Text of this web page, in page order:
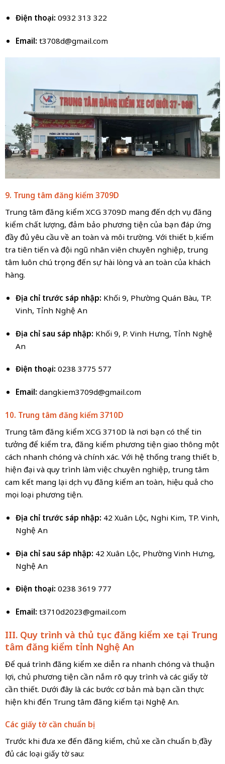
Điện thoại: 0932 313 322
Email: t3708d@gmail.com
9. Trung tâm đăng kiểm 3709D
Trung tâm đăng kiểm XCG 3709D mang đến dịch vụ đăng
kiểm chất lượng, đảm bảo phương tiện của bạn đáp ứng
đầy đủ yêu cầu về an toàn và môi trường. Với thiết bị kiểm
tra tiên tiến và đội ngũ nhân viên chuyên nghiệp, trung
tâm luôn chú trọng đến sự hài lòng và an toàn của khách
hàng.
Địa chỉ trước sáp nhập: Khối 9, Phường Quán Bàu, TP.
Vinh, Tỉnh Nghệ An
Địa chỉ sau sáp nhập: Khối 9, P. Vinh Hưng, Tỉnh Nghệ
An
Điện thoại: 0238 3775 577
Email: dangkiem3709d@gmail.com
10. Trung tâm đăng kiểm 3710D
Trung tâm đăng kiểm XCG 3710D là nơi bạn có thể tin
tưởng để kiểm tra, đăng kiểm phương tiện giao thông một
cách nhanh chóng và chính xác. Với hệ thống trang thiết bị
hiện đại và quy trình làm việc chuyên nghiệp, trung tâm
cam kết mang lại dịch vụ đăng kiểm an toàn, hiệu quả cho
mọi loại phương tiện.
Địa chỉ trước sáp nhập: 42 Xuân Lộc, Nghi Kim, TP. Vinh,
Nghệ An
Địa chỉ sau sáp nhập: 42 Xuân Lộc, Phường Vinh Hưng,
Nghệ An
Điện thoại: 0238 3619 777
Email: t3710d2023@gmail.com
III. Quy trình và thủ tục đăng kiểm xe tại Trung
tâm đăng kiểm tỉnh Nghệ An
Để quá trình đăng kiểm xe diễn ra nhanh chóng và thuận
lợi, chủ phương tiện cần nắm rõ quy trình và các giấy tờ
cần thiết. Dưới đây là các bước cơ bản mà bạn cần thực
hiện khi đến Trung tâm đăng kiểm tại Nghệ An.
Các giấy tờ cần chuẩn bị
Trước khi đưa xe đến đăng kiểm, chủ xe cần chuẩn bị đầy
đủ các loại giấy tờ sau: